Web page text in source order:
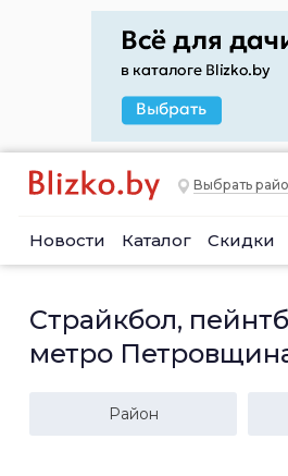
Выбрать
Новости Каталог Скидки
Страйкбол,
метро
Район